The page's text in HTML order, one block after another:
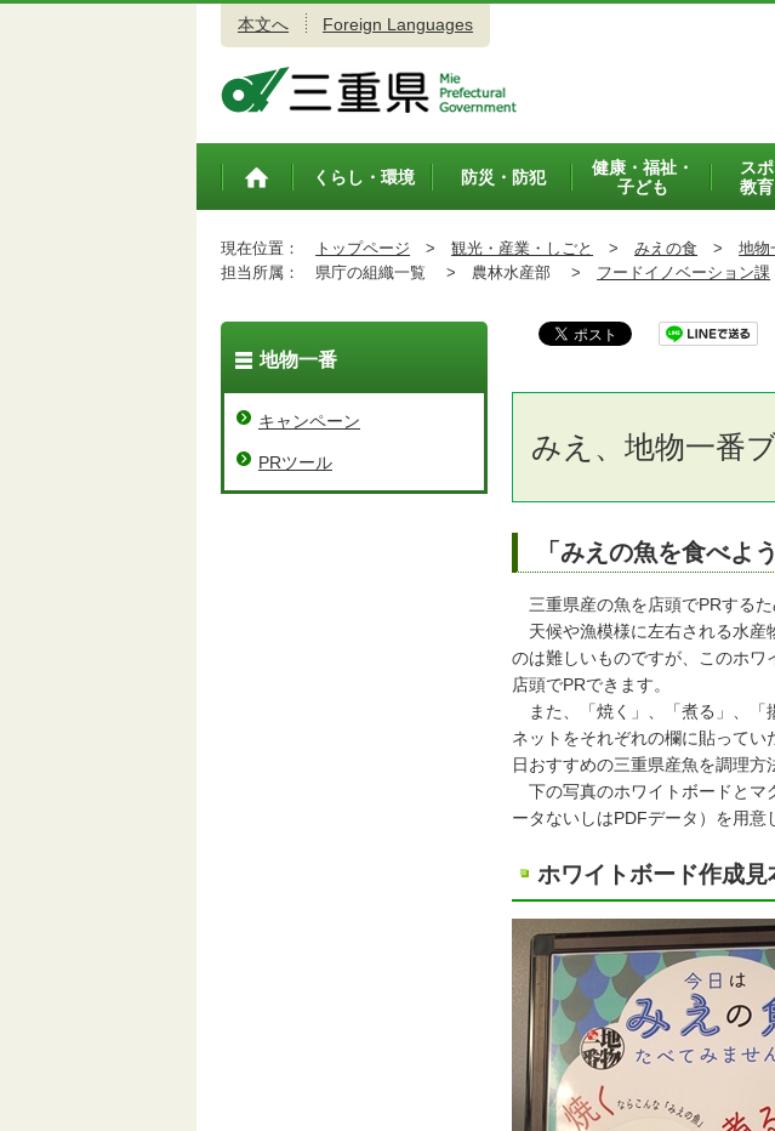
本文へ Foreign Languages
トップペ
くらし・環境 防災・防犯
健康・福祉・
子ども
ス
教
現在位置： トップページ > 観光・産業・しごと > みえの食 > 地物
担当所属：
県庁の組織一覧 > 農林水産部 > フードイノベーション課
みえ、地物一番
「みえの魚を食べよ
三重県産の魚を店頭でPRする
天候や漁模様に左右される水産
のは難しいものですが、このホワ
店頭でPRできます。
また、「焼く」、「煮る」、「
ネットをそれぞれの欄に貼って
日おすすめの三重県産魚を調理方
下の写真のホワイトボードとマ
ータないしはPDFデータ）を用意
ホワイトボード作成見
地物一番
キャンペーン
PRツール